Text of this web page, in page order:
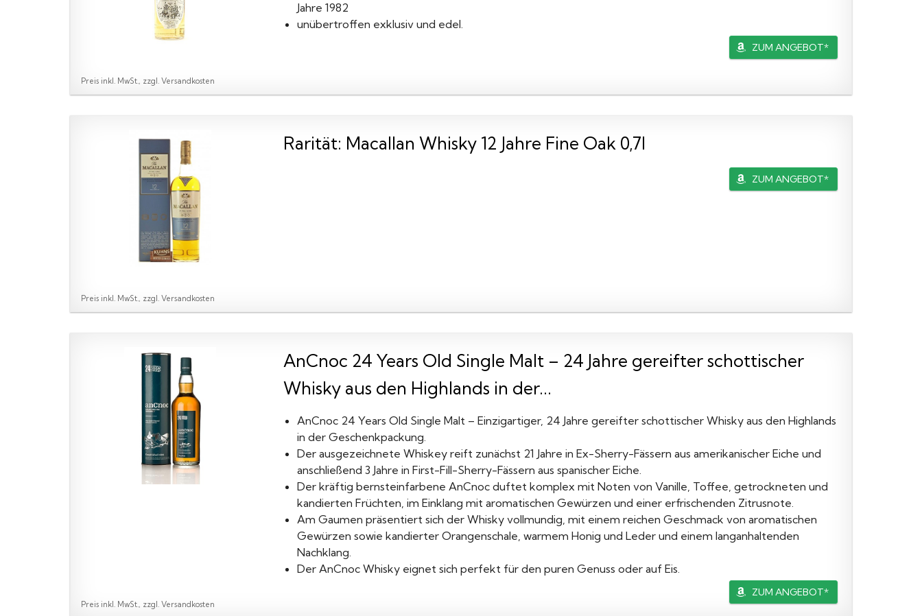
Jahre 1982
unübertroffen exklusiv und edel.
ZUM ANGEBOT*
Preis inkl. MwSt., zzgl. Versandkosten
Rarität: Macallan Whisky 12 Jahre Fine Oak 0,7l
ZUM ANGEBOT*
Preis inkl. MwSt., zzgl. Versandkosten
AnCnoc 24 Years Old Single Malt – 24 Jahre gereifter schottischer
Whisky aus den Highlands in der...
AnCnoc 24 Years Old Single Malt – Einzigartiger, 24 Jahre gereifter schottischer Whisky aus den Highlands
in der Geschenkpackung.
Der ausgezeichnete Whiskey reift zunächst 21 Jahre in Ex-Sherry-Fässern aus amerikanischer Eiche und
anschließend 3 Jahre in First-Fill-Sherry-Fässern aus spanischer Eiche.
Der kräftig bernsteinfarbene AnCnoc duftet komplex mit Noten von Vanille, Toffee, getrockneten und
kandierten Früchten, im Einklang mit aromatischen Gewürzen und einer erfrischenden Zitrusnote.
Am Gaumen präsentiert sich der Whisky vollmundig, mit einem reichen Geschmack von aromatischen
Gewürzen sowie kandierter Orangenschale, warmem Honig und Leder und einem langanhaltenden
Nachklang.
Der AnCnoc Whisky eignet sich perfekt für den puren Genuss oder auf Eis.
ZUM ANGEBOT*
Preis inkl. MwSt., zzgl. Versandkosten